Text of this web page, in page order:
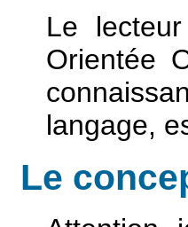
Le
Orientée
langage,
Le